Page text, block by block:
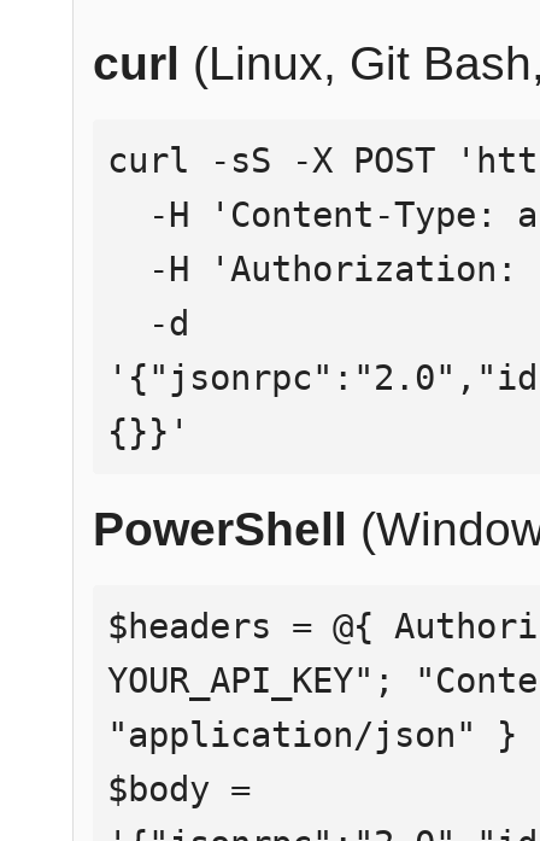
curl (Linux, Git
curl -sS -X POST
{}}'
PowerShell
$headers = @{
YOUR_API_KEY";
"application/json" }
$body =